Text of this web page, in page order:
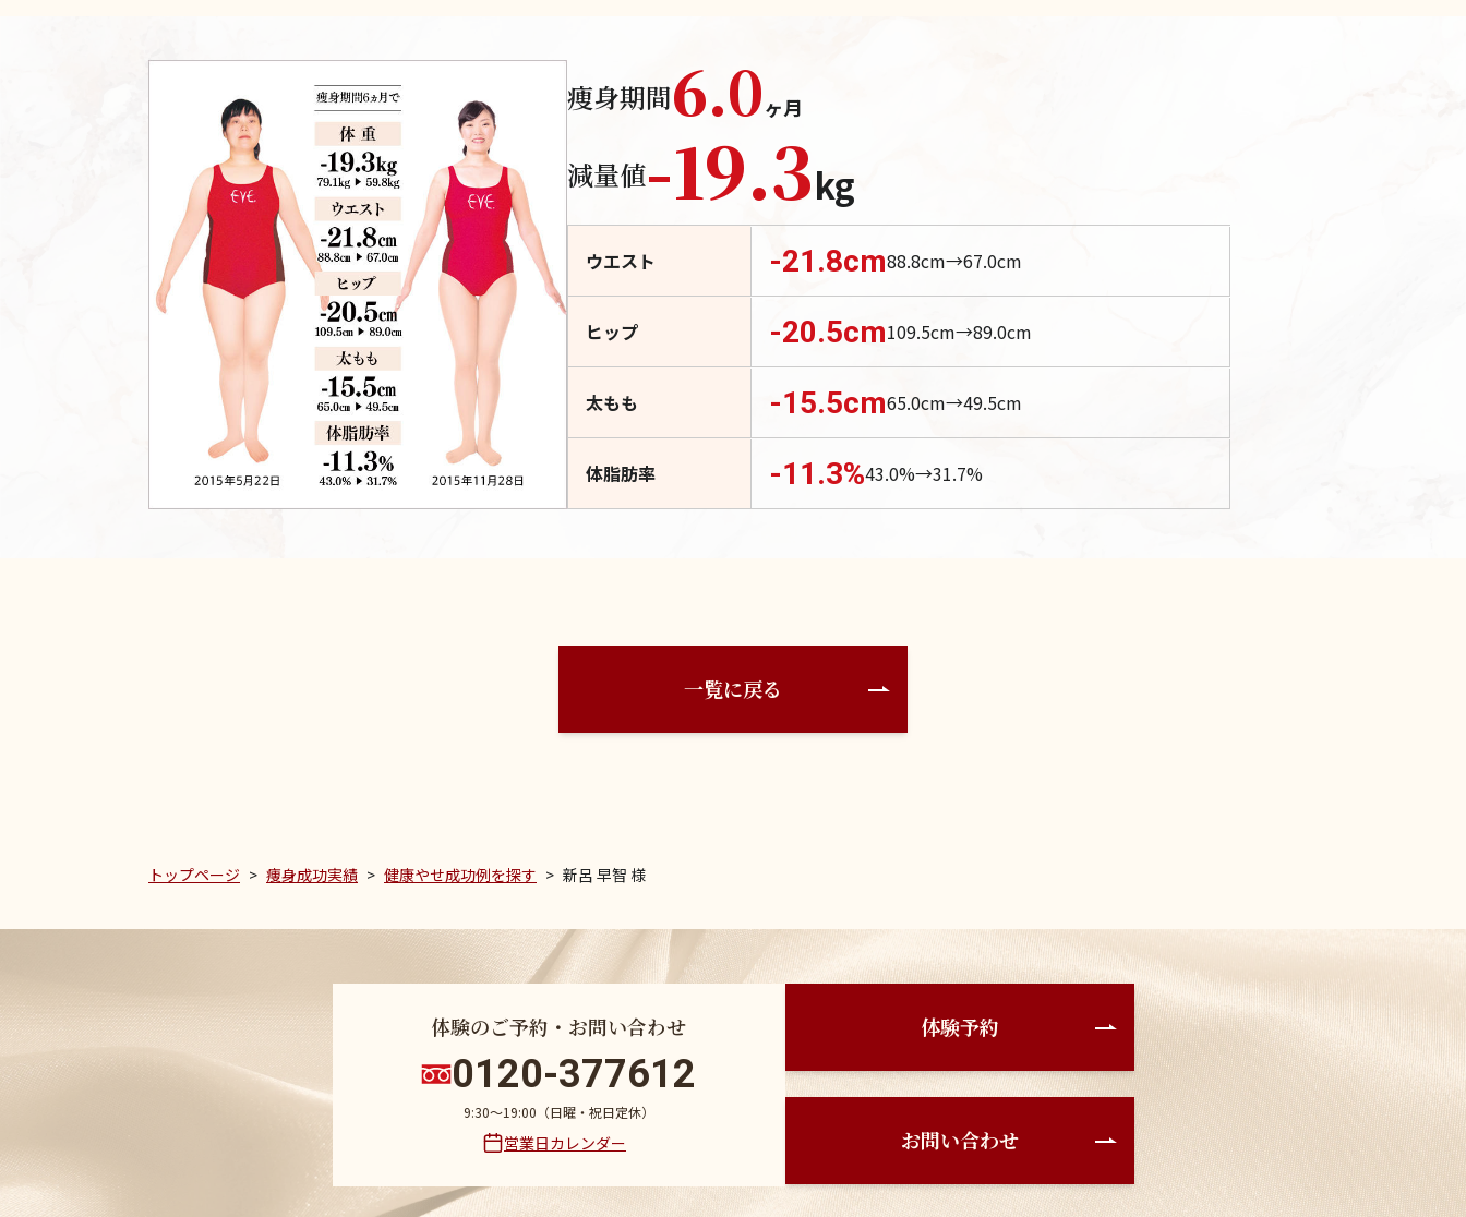
痩身期間6.0ヶ月
減量値-19.3kg
ウエスト -21.8cm88.8cm→67.0cm
ヒップ -20.5cm109.5cm→89.0cm
太もも -15.5cm65.0cm→49.5cm
体脂肪率 -11.3%43.0%→31.7%
一覧に戻る
トップページ 痩身成功実績 健康やせ成功例を探す 新呂 早智 様
体験のご予約・お問い合わせ
0120-377612
9:30〜19:00（日曜・祝日定休）
営業日カレンダー
体験予約
お問い合わせ